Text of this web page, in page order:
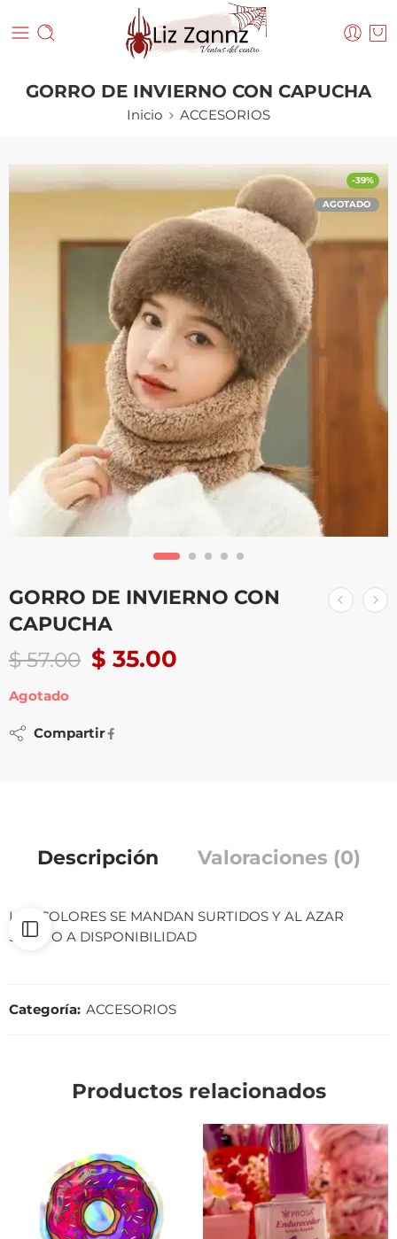
GORRO DE INVIERNO CON CAPUCHA
Inicio ACCESORIOS
-39%
AGOTADO
GORRO DE INVIERNO CON
CAPUCHA
$57.00 $ 35.00
Agotado
Compartir
Descripción Valoraciones (0)
LOS COLORES SE MANDAN SURTIDOS Y AL AZAR
SUJETO A DISPONIBILIDAD
Categoría: ACCESORIOS
Productos relacionados